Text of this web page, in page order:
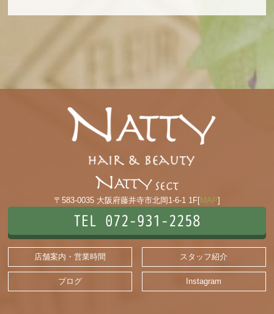
〒583-0035 大阪府藤井寺市北岡1-6-1 1F[MAP]
TEL 072-931-2258
店舗案内・営業時間 スタッフ紹介
ブログ Instagram